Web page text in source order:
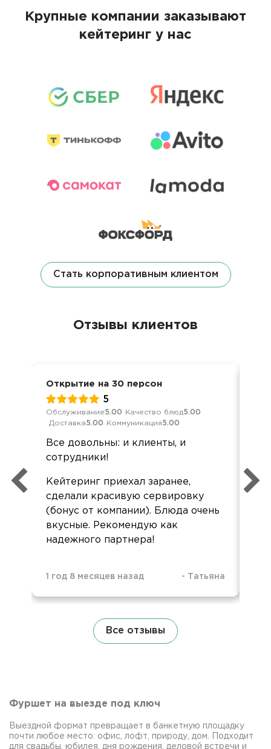
Крупные компании заказывают
кейтеринг у нас
Стать корпоративным клиентом
Отзывы клиентов
Открытие на 30 персон
5
Обслуживание5.00 Качество блюд5.00
Доставка5.00 Коммуникация5.00
Все довольны: и клиенты, и
сотрудники!
Кейтеринг приехал заранее,
сделали красивую сервировку
(бонус от компании). Блюда очень
вкусные. Рекомендую как
надежного партнера!
1 год 8 месяцев назад - Татьяна
Все отзывы
Фуршет на выезде под ключ
Выездной формат превращает в банкетную площадку
почти любое место: офис, лофт, природу, дом. Подходит
для свадьбы, юбилея, дня рождения, деловой встречи и